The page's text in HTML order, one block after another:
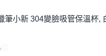
筆小新 304變臉吸管保溫杯,